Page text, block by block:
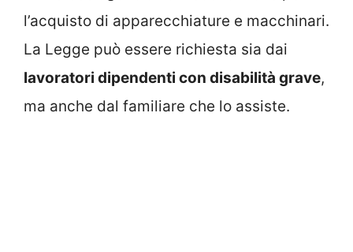
l’acquisto di apparecchiature e macchinari.
La Legge può essere richiesta sia dai
lavoratori dipendenti con disabilità grave,
ma anche dal familiare che lo assiste.